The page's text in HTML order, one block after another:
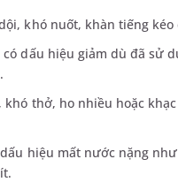
khó nuốt, khàn tiếng kéo
có dấu hiệu giảm dù đã sử
khó thở, ho nhiều hoặc
hiệu mất nước nặng